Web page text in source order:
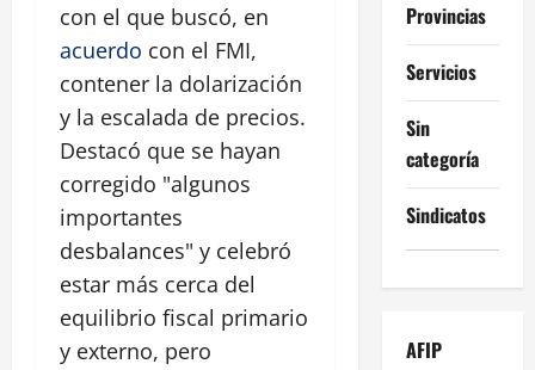
con el que buscó, en
acuerdo con el FMI,
contener la dolarización
y la escalada de precios.
Destacó que se hayan
corregido "algunos
importantes
desbalances" y celebró
estar más cerca del
equilibrio fiscal primario
y externo, pero
Provincias
Servicios
Sin
categoría
Sindicatos
AFIP